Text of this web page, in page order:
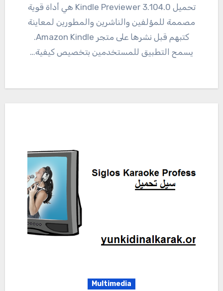
تحميل 3.104.0 Kindle Previewer هي أداة قوية
مصممة للمؤلفين والناشرين والمطورين لمعاينة
كتبهم قبل نشرها على متجر Amazon Kindle.
يسمح التطبيق للمستخدمين بتخصيص كيفية…
Multimedia